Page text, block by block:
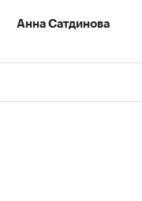
Анна Сатдинова